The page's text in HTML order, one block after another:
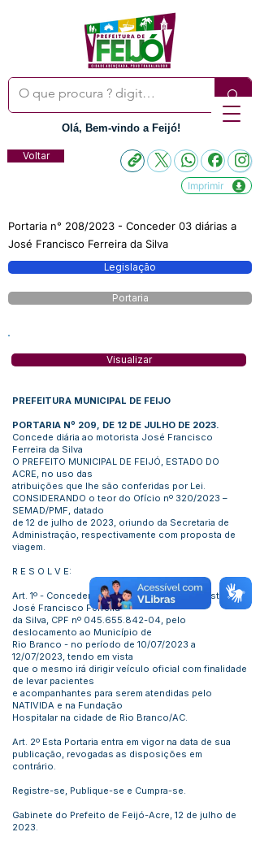
Olá, Bem-vindo a Feijó!
Voltar
Imprimir
Portaria n° 208/2023 - Conceder 03 diárias a
José Francisco Ferreira da Silva
Legislação
Portaria
Visualizar
PREFEITURA MUNICIPAL DE FEIJO
PORTARIA Nº 209, DE 12 DE JULHO DE 2023.
Concede diária ao motorista José Francisco
Ferreira da Silva
O PREFEITO MUNICIPAL DE FEIJÓ, ESTADO DO
ACRE, no uso das
atribuições que lhe são conferidas por Lei.
CONSIDERANDO o teor do Ofício nº 320/2023 –
SEMAD/PMF, datado
de 12 de julho de 2023, oriundo da Secretaria de
Administração, respectivamente com proposta de
viagem.
R E S O L V E:
Art. 1º - Conceder 03 (três) diárias ao Motorista
José Francisco Ferreira
da Silva, CPF nº 045.655.842-04, pelo
deslocamento ao Município de
Rio Branco - no período de 10/07/2023 a
12/07/2023, tendo em vista
que o mesmo irá dirigir veículo oficial com finalidade
de levar pacientes
e acompanhantes para serem atendidas pelo
NATIVIDA e na Fundação
Hospitalar na cidade de Rio Branco/AC.
Art. 2º Esta Portaria entra em vigor na data de sua
publicação, revogadas as disposições em
contrário.
Registre-se, Publique-se e Cumpra-se.
Gabinete do Prefeito de Feijó-Acre, 12 de julho de
2023.